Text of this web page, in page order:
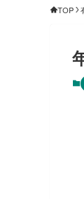
TOP